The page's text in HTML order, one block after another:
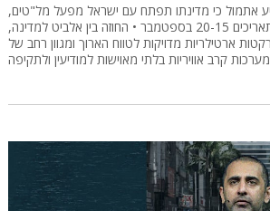
אתמול כי מדינתו תפתח עם ישראל מפעל מל"טים,
כשהחניכה צפויה בין התאריכים 20-15 בספטמבר • החוזה בין אלביט למדינה,
ארטילריות מדויקות לטווח הארוך ומגוון רחב של
מערכות קרב אוויריות בלתי מאוישות למודיעין ולתקיפה